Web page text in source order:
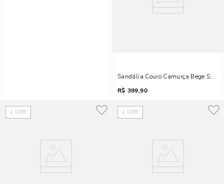
Sandália Couro Camurça Bege Salto
R$ 399,90
1 COR 1 COR